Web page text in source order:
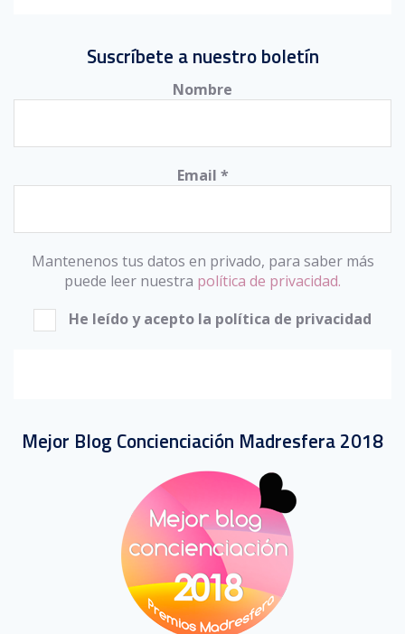
Suscríbete a nuestro boletín
Nombre
Email *
Mantenenos tus datos en privado, para saber más
puede leer nuestra política de privacidad.
He leído y acepto la política de privacidad
Mejor Blog Concienciación Madresfera 2018